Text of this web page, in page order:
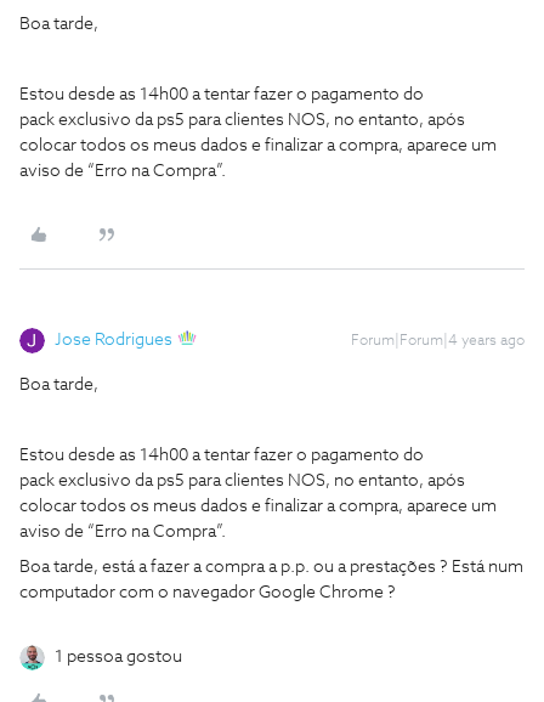
Boa tarde,
Estou desde as 14h00 a tentar fazer o pagamento do
pack exclusivo da ps5 para clientes NOS, no entanto, após
colocar todos os meus dados e finalizar a compra, aparece um
aviso de “Erro na Compra”.
Jose Rodrigues Forum|Forum|4 years ago
Boa tarde,
Estou desde as 14h00 a tentar fazer o pagamento do
pack exclusivo da ps5 para clientes NOS, no entanto, após
colocar todos os meus dados e finalizar a compra, aparece um
aviso de “Erro na Compra”.
Boa tarde, está a fazer a compra a p.p. ou a prestações ? Está num
computador com o navegador Google Chrome ?
1 pessoa gostou